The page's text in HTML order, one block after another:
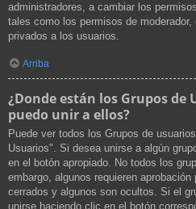
administradores, a cambiar los
tales como los permisos de
privados a los usuarios.
Arriba
¿Donde están los Grupos de
puedo unir a ellos?
Puede ver todos los Grupos de
Usuarios". Si desea unirse a algún
en el botón apropiado. No todos los
embargo, algunos requieren
cerrados y algunos son ocultos. Si el
unirse haciendo clic en el botón